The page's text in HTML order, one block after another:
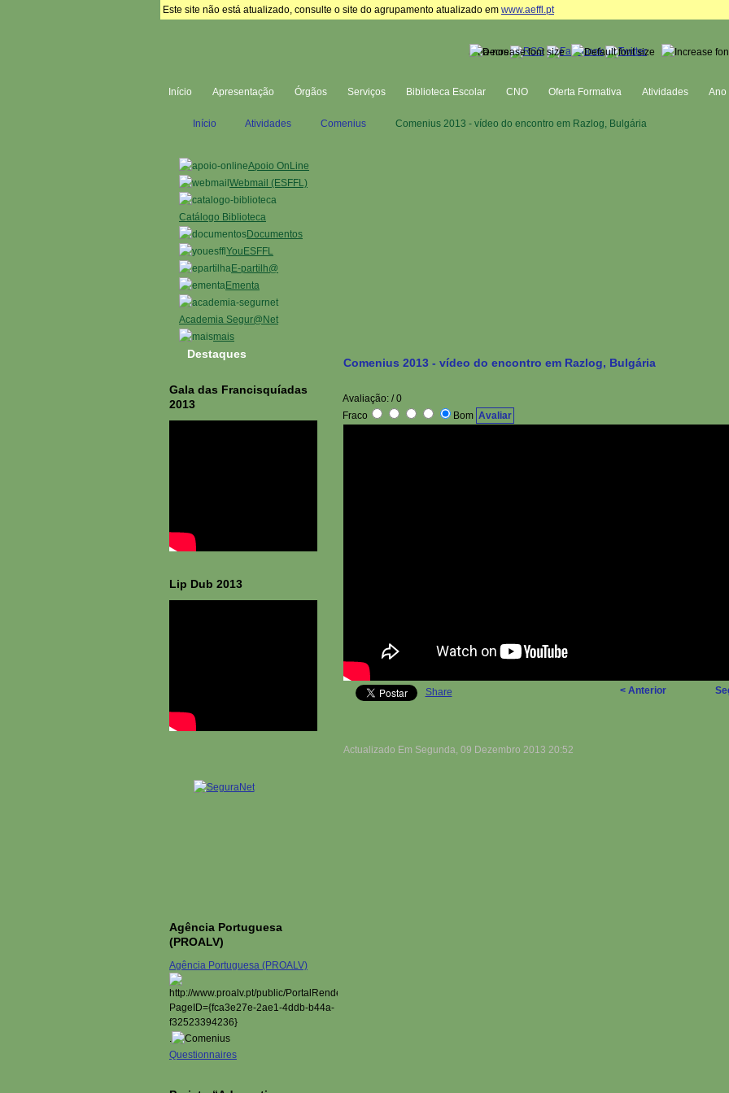
Este site não está atualizado, consulte o site do agrupamento atualizado em www.aeffl.pt
Siga-nos
Início Apresentação Órgãos Serviços Biblioteca Escolar CNO Oferta Formativa Atividades Ano
Apoio OnLine
Webmail (ESFFL)
Catálogo Biblioteca
Documentos
YouESFFL
E-partilh@
Ementa
Academia Segur@Net
mais
Início Atividades Comenius Comenius 2013 - vídeo do encontro em Razlog, Bulgária
Comenius 2013 - vídeo do encontro em Razlog, Bulgária
Avaliação:/ 0
Fraco
Bom
Share < Anterior
Actualizado Em Segunda, 09 Dezembro 2013 20:52
Destaques
Gala das Francisquíadas
2013
Lip Dub 2013
Agência Portuguesa
(PROALV)
Agência Portuguesa (PROALV)
.
Questionnaires